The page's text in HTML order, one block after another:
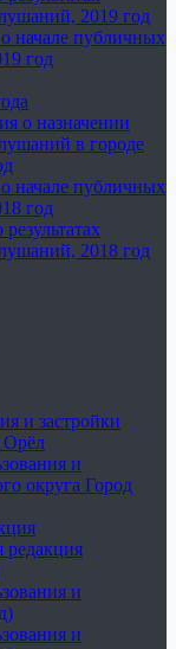
2019 год
начале публичных
год
о назначении
в городе
начале публичных
год
2018 год
и застройки
Орёл
и
округа Город
редакция
и
и